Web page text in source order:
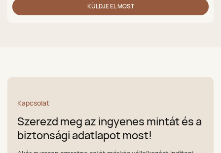
KÜLDJE EL MOST
Kapcsolat
Szerezd meg az ingyenes mintát és a
biztonsági adatlapot most!